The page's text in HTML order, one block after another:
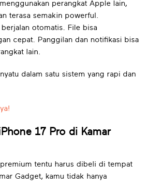
perangkat Apple lain,
terasa semakin powerful.
otomatis. File bisa
cepat. Panggilan dan notifikasi bisa
lain.
dalam satu sistem yang rapi dan
17 Pro di Kamar
tentu harus dibeli di tempat
Gadget, kamu tidak hanya